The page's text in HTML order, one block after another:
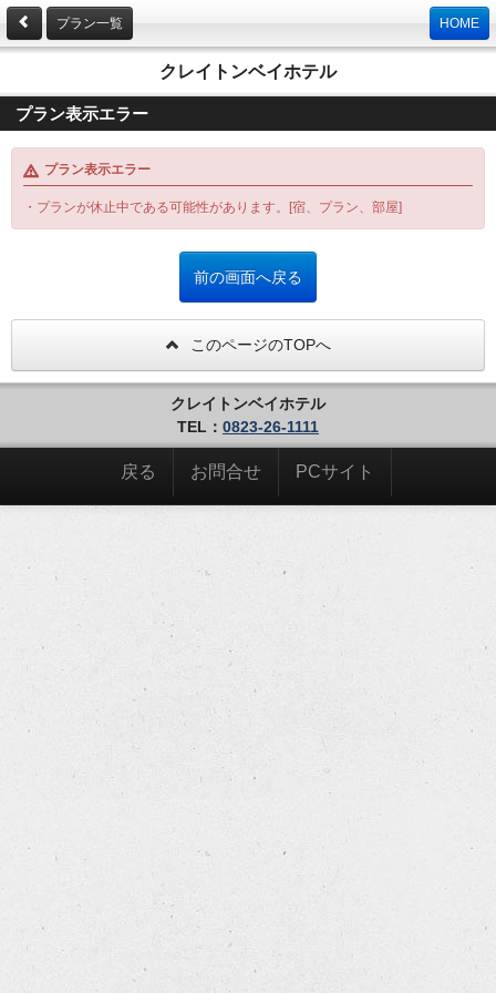
プラン一覧 HOME
クレイトンベイホテル
プラン表示エラー
プラン表示エラー
・プランが休止中である可能性があります。[宿、プラン、部屋]
このページのTOPへ
クレイトンベイホテル
TEL： 0823-26-1111
戻る お問合せ PCサイト